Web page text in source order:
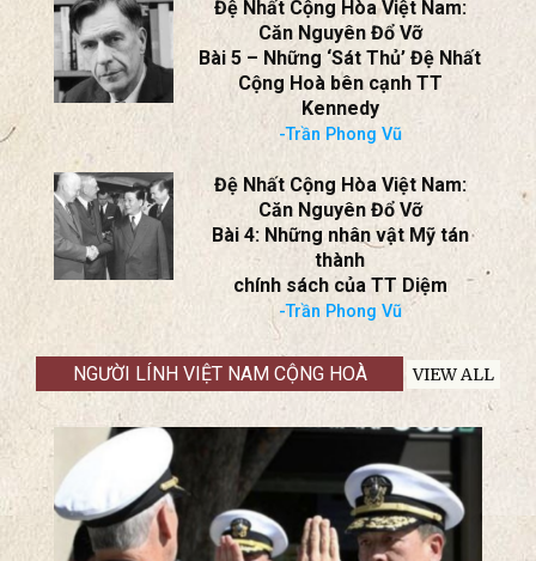
Đệ Nhất Cộng Hòa Việt Nam:
Căn Nguyên Đổ Vỡ
Bài 5 – Những ‘Sát Thủ’ Đệ Nhất
Cộng Hoà bên cạnh TT
Kennedy
-Trần Phong Vũ
Đệ Nhất Cộng Hòa Việt Nam:
Căn Nguyên Đổ Vỡ
Bài 4: Những nhân vật Mỹ tán
thành
chính sách của TT Diệm
-Trần Phong Vũ
NGƯỜI LÍNH VIỆT NAM CỘNG HOÀ VIEW ALL